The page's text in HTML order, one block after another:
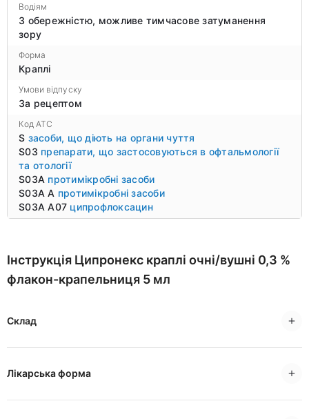
Водіям
З обережністю, можливе тимчасове затуманення
зору
Форма
Краплі
Умови відпуску
За рецептом
Код ATC
S засоби, що діють на органи чуття
S03 препарати, що застосовуються в офтальмології
та отології
S03A протимікробні засоби
S03A A протимікробні засоби
S03A A07 ципрофлоксацин
Інструкція Ципронекс краплі очні/вушні 0,3 %
флакон-крапельниця 5 мл
Склад
Лікарська форма